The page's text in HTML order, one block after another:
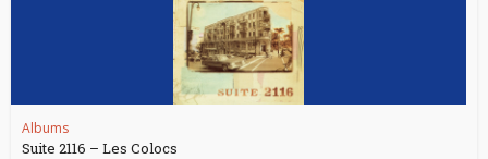
Albums
Suite 2116 – Les Colocs